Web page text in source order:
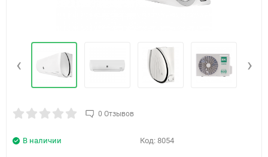
‹ ›
0 Отзывов
Код: 8054
В наличии